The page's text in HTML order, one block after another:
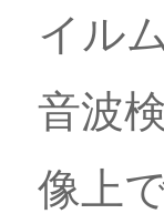
イル
音波
像上